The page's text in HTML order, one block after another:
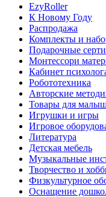
EzyRoller
К Новому Году
Распродажа
Комплекты и
Подарочные
Монтессори
Кабинет
Робототехника
Авторские
Товары для
Игрушки и игры
Игровое
Литература
Детская мебель
Музыкальные
Творчество и
Физкультурное
Оснащение